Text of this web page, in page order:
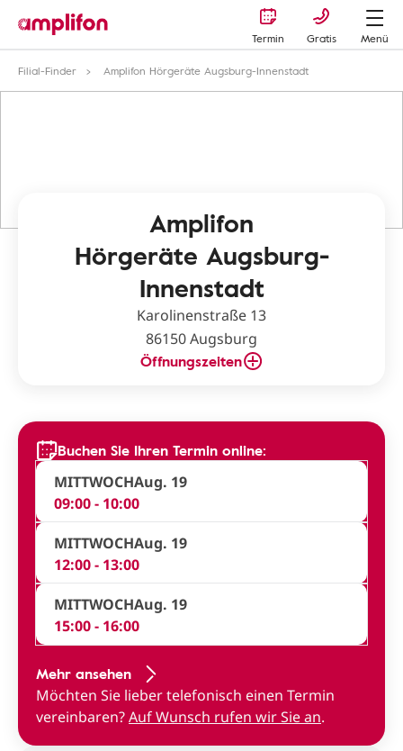
Termin Gratis
Menü
Filial-Finder
Amplifon Hörgeräte Augsburg-Innenstadt
Amplifon
Hörgeräte Augsburg-
Innenstadt
Karolinenstraße 13
86150 Augsburg
Öffnungszeiten
Buchen Sie Ihren Termin online:
MITTWOCHAug. 19
09:00 - 10:00
MITTWOCHAug. 19
12:00 - 13:00
MITTWOCHAug. 19
15:00 - 16:00
Mehr ansehen
Möchten Sie lieber telefonisch einen Termin
vereinbaren?Auf Wunsch rufen wir Sie an.